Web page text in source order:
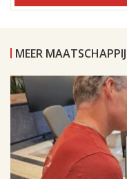
MEER MAATSCHAPPIJ